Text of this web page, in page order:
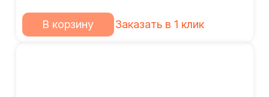
В корзину Заказать в 1 клик